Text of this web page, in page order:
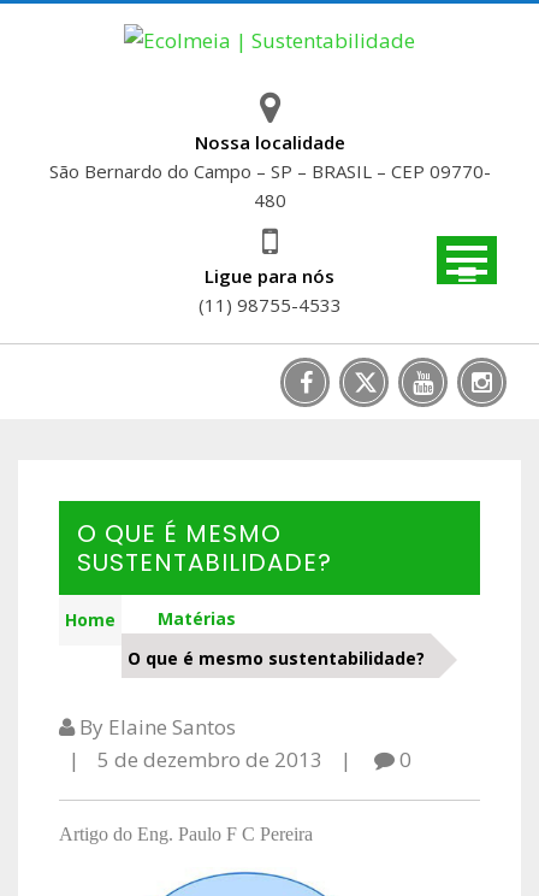
Nossa localidade
São Bernardo do Campo – SP – BRASIL – CEP 09770-
480
Ligue para nós
(11) 98755-4533
O QUE É MESMO
SUSTENTABILIDADE?
Home
Matérias
O que é mesmo sustentabilidade?
By Elaine Santos
5 de dezembro de 2013
0
Artigo do Eng. Paulo F C Pereira